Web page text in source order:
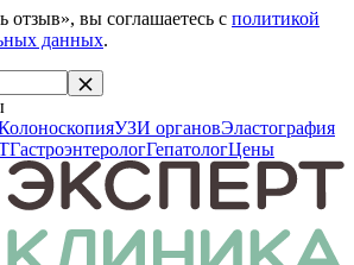
вы соглашаетесь с политикой
данных.
УЗИ органовЭластография
ГастроэнтерологГепатологЦены